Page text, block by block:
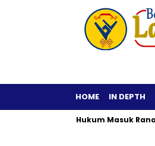
HOME IN DEPTH
Hukum Masuk Ranah Tipikor